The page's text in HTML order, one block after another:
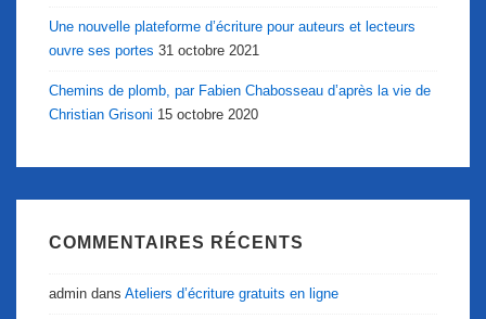
Une nouvelle plateforme d’écriture pour auteurs et lecteurs
ouvre ses portes 31 octobre 2021
Chemins de plomb, par Fabien Chabosseau d’après la vie de
Christian Grisoni 15 octobre 2020
COMMENTAIRES RÉCENTS
admin dans Ateliers d’écriture gratuits en ligne